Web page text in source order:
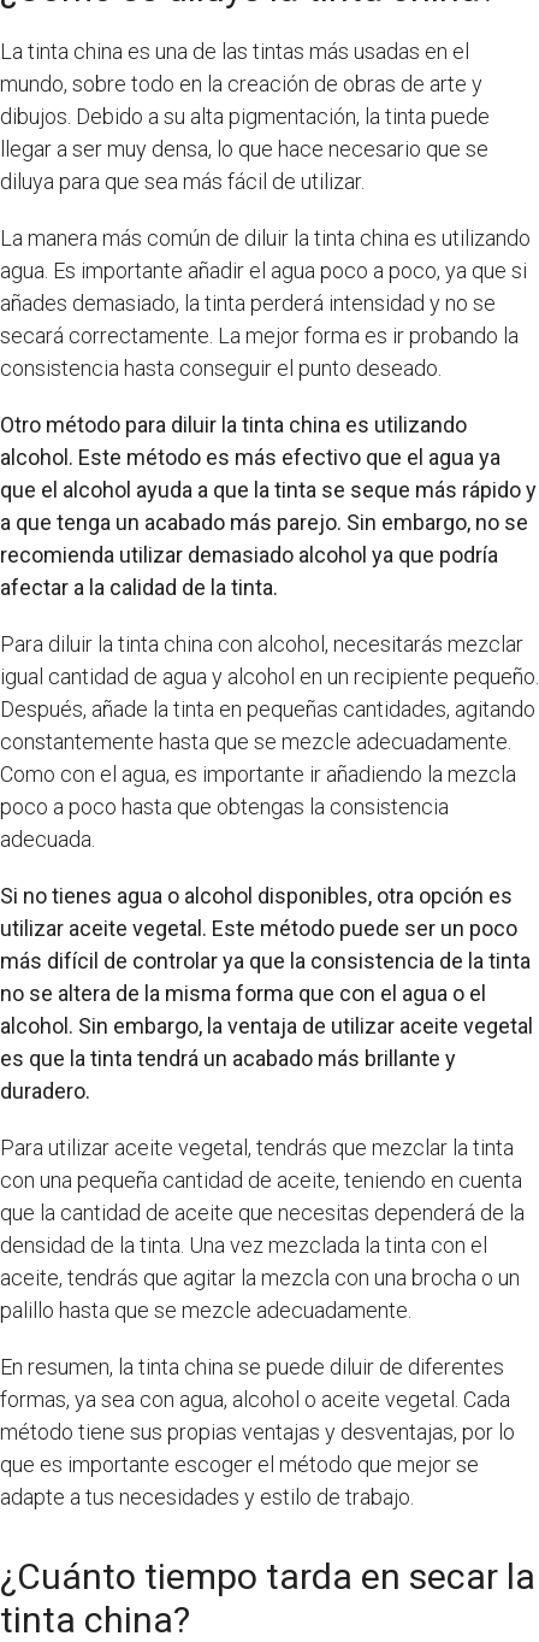
La tinta china es una de las tintas más usadas en el
mundo, sobre todo en la creación de obras de arte y
dibujos. Debido a su alta pigmentación, la tinta puede
llegar a ser muy densa, lo que hace necesario que se
diluya para que sea más fácil de utilizar.
La manera más común de diluir la tinta china es utilizando
agua. Es importante añadir el agua poco a poco, ya que si
añades demasiado, la tinta perderá intensidad y no se
secará correctamente. La mejor forma es ir probando la
consistencia hasta conseguir el punto deseado.
Otro método para diluir la tinta china es utilizando
alcohol. Este método es más efectivo que el agua ya
que el alcohol ayuda a que la tinta se seque más rápido y
a que tenga un acabado más parejo. Sin embargo, no se
recomienda utilizar demasiado alcohol ya que podría
afectar a la calidad de la tinta.
Para diluir la tinta china con alcohol, necesitarás mezclar
igual cantidad de agua y alcohol en un recipiente pequeño.
Después, añade la tinta en pequeñas cantidades, agitando
constantemente hasta que se mezcle adecuadamente.
Como con el agua, es importante ir añadiendo la mezcla
poco a poco hasta que obtengas la consistencia
adecuada.
Si no tienes agua o alcohol disponibles, otra opción es
utilizar aceite vegetal. Este método puede ser un poco
más difícil de controlar ya que la consistencia de la tinta
no se altera de la misma forma que con el agua o el
alcohol. Sin embargo, la ventaja de utilizar aceite vegetal
es que la tinta tendrá un acabado más brillante y
duradero.
Para utilizar aceite vegetal, tendrás que mezclar la tinta
con una pequeña cantidad de aceite, teniendo en cuenta
que la cantidad de aceite que necesitas dependerá de la
densidad de la tinta. Una vez mezclada la tinta con el
aceite, tendrás que agitar la mezcla con una brocha o un
palillo hasta que se mezcle adecuadamente.
En resumen, la tinta china se puede diluir de diferentes
formas, ya sea con agua, alcohol o aceite vegetal. Cada
método tiene sus propias ventajas y desventajas, por lo
que es importante escoger el método que mejor se
adapte a tus necesidades y estilo de trabajo.
¿Cuánto tiempo tarda en secar la
tinta china?